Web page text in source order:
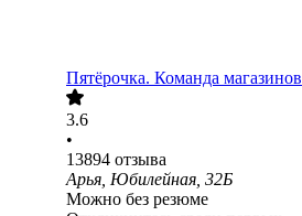
Пятёрочка. Команда магазинов
3.6
•
13894 отзыва
Арья, Юбилейная, 32Б
Можно без резюме